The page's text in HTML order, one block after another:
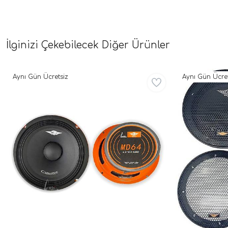
İlginizi Çekebilecek Diğer Ürünler
Aynı Gün Ücretsiz Aynı Gün